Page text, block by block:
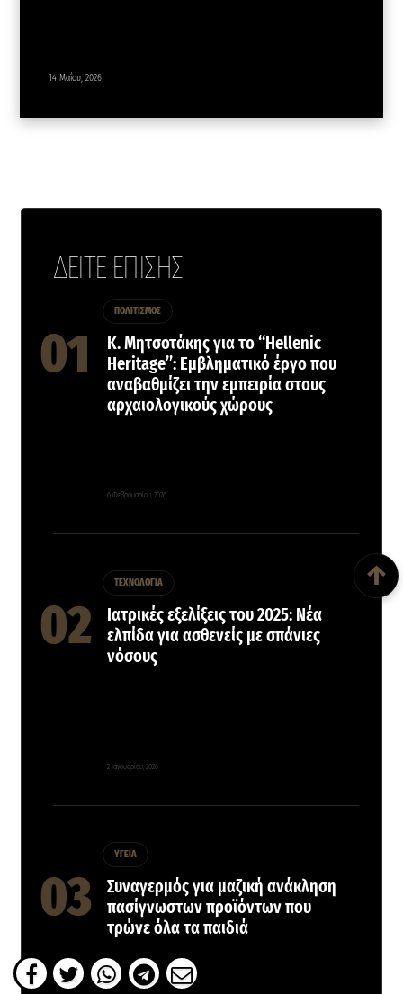
14 Μαΐου, 2026
ΔΕΙΤΕ ΕΠΙΣΗΣ
ΠΟΛΙΤΙΣΜΟΣ
Κ. Μητσοτάκης για το “Hellenic
Heritage”: Εμβληματικό έργο που
αναβαθμίζει την εμπειρία στους
αρχαιολογικούς χώρους
6 Φεβρουαρίου, 2026
ΤΕΧΝΟΛΟΓΙΑ
Ιατρικές εξελίξεις του 2025: Νέα
ελπίδα για ασθενείς με σπάνιες
νόσους
2 Ιανουαρίου, 2026
ΥΓΕΙΑ
Συναγερμός για μαζική ανάκληση
πασίγνωστων προϊόντων που
τρώνε όλα τα παιδιά
↑